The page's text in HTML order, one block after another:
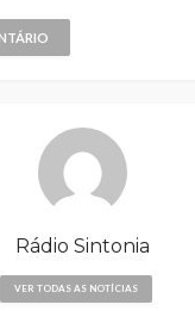
Rádio Sintonia
VER TODAS AS NOTÍCIAS